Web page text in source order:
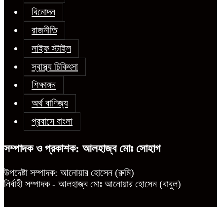
বিনোদন
রাজনীতি
লাইফ স্টাইল
স্বাস্থ্য চিকিৎসা
শিক্ষাঙ্গন
অর্থ বাণিজ্য
প্রবাসে বাংলা
সম্পাদক ও প্রকাশক: আলহাজ্ব মোঃ সোহাগ
উপদেষ্টা সম্পাদক: আনোয়ার হোসেন (রুমি)
নির্বাহী সম্পাদক - আলহাজ্ব মোঃ আনোয়ার হোসেন (বাবুল)